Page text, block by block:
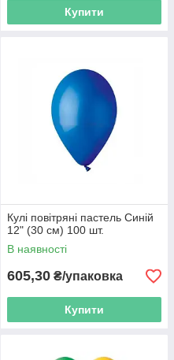
Купити
Кулі повітряні пастель Синій
12" (30 см) 100 шт.
В наявності
605,30 ₴/упаковка
Купити